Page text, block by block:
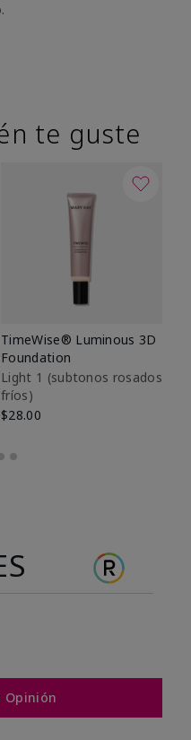
te guste
TimeWise® Luminous 3D
Foundation
Light 1​ (subtonos rosados
fríos)
$28.00
Opinión